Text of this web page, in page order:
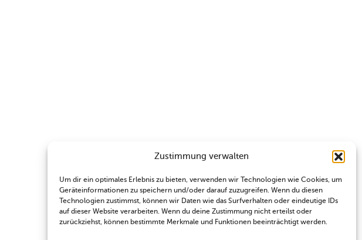
Zustimmung verwalten
Um dir ein optimales Erlebnis zu bieten, verwenden wir Technologien wie Cookies, um
Geräteinformationen zu speichern und/oder darauf zuzugreifen. Wenn du diesen
Technologien zustimmst, können wir Daten wie das Surfverhalten oder eindeutige IDs
auf dieser Website verarbeiten. Wenn du deine Zustimmung nicht erteilst oder
zurückziehst, können bestimmte Merkmale und Funktionen beeinträchtigt werden.